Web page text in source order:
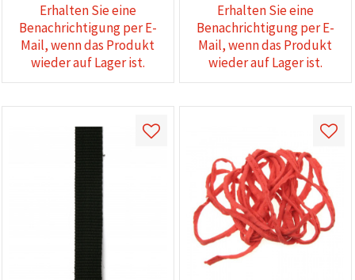
Erhalten Sie eine
Benachrichtigung per E-
Mail, wenn das Produkt
wieder auf Lager ist.
Erhalten Sie eine
Benachrichtigung per E-
Mail, wenn das Produkt
wieder auf Lager ist.